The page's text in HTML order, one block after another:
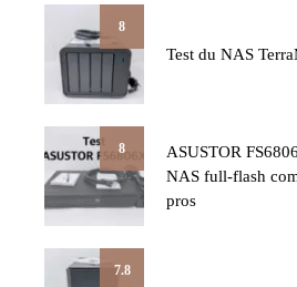
8
Test du NAS
8
ASUSTOR
NAS full-flash
pros
7.8